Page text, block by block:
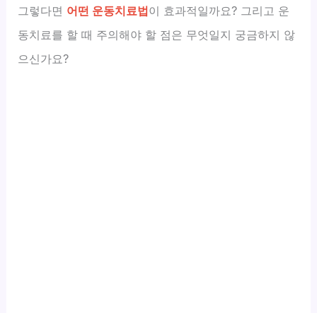
그렇다면 어떤 운동치료법이 효과적일까요? 그리고 운
동치료를 할 때 주의해야 할 점은 무엇일지 궁금하지 않
으신가요?